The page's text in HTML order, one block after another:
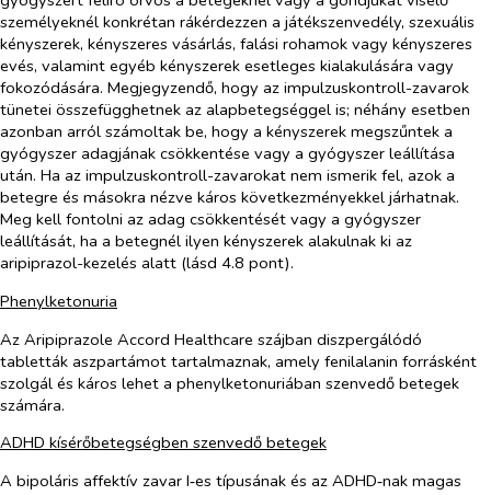
személyeknél konkrétan rákérdezzen a játékszenvedély, szexuális
kényszerek, kényszeres vásárlás, falási rohamok vagy kényszeres
evés, valamint egyéb kényszerek esetleges kialakulására vagy
fokozódására. Megjegyzendő, hogy az impulzuskontroll-zavarok
tünetei összefügghetnek az alapbetegséggel is; néhány esetben
azonban arról számoltak be, hogy a kényszerek megszűntek a
gyógyszer adagjának csökkentése vagy a gyógyszer leállítása
után. Ha az impulzuskontroll-zavarokat nem ismerik fel, azok a
betegre és másokra nézve káros következményekkel járhatnak.
Meg kell fontolni az adag csökkentését vagy a gyógyszer
leállítását, ha a betegnél ilyen kényszerek alakulnak ki az
aripiprazol-kezelés alatt (lásd 4.8 pont).
Phenylketonuria
Az Aripiprazole Accord Healthcare szájban diszpergálódó
tabletták aszpartámot tartalmaznak, amely fenilalanin forrásként
szolgál és káros lehet a phenylketonuriában szenvedő betegek
számára.
ADHD kísérőbetegségben szenvedő betegek
A bipoláris affektív zavar I‑es típusának és az ADHD‑nak magas